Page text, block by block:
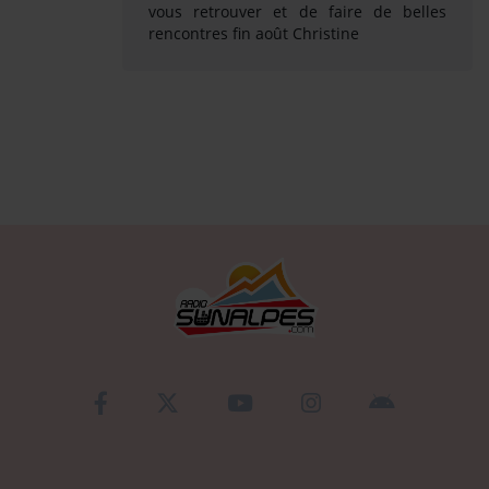
Se connecter
vous retrouver et de faire de belles
rencontres fin août Christine